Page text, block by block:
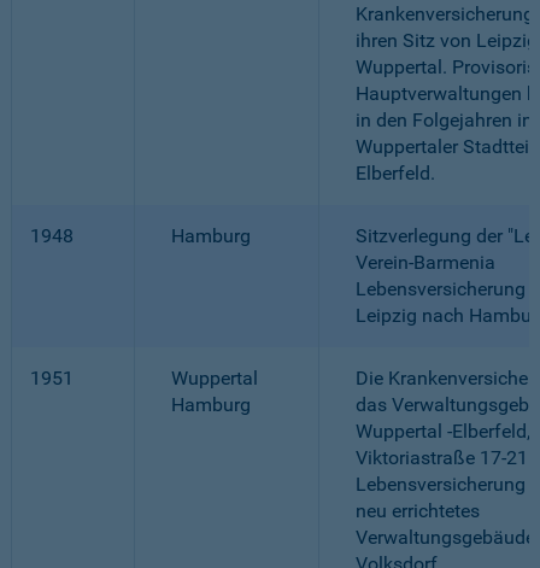
Krankenversicherung
ihren Sitz von
Wuppertal.
Hauptverwaltungen
in den Folgejahren in
Wuppertaler Stadtteil
Elberfeld.
1948 Hamburg
Sitzverlegung der
Verein-Barmenia
Lebensversicherung
Leipzig nach
1951
Wuppertal
Hamburg
Die
das
Wuppertal -Elberfeld,
Viktoriastraße 17-21.
Lebensversicherung
neu errichtetes